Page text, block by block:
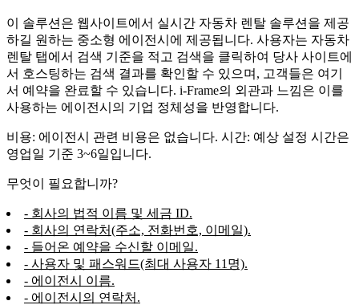
이 솔루션은 웹사이트에서 실시간 자동차 렌탈 솔루션을 제공
하길 원하는 중소형 에이전시에 제공됩니다. 사용자는 자동차
렌탈 탭에서 검색 기준을 적고 검색을 클릭하여 당사 사이트에
서 호스팅하는 검색 결과를 확인할 수 있으며, 고객들은 여기
서 예약을 완료할 수 있습니다. i-Frame의 외관과 느낌은 이를
사용하는 에이전시의 기업 정체성을 반영합니다.
비용: 에이전시 관련 비용은 없습니다. 시간: 예상 설정 시간은
영업일 기준 3~6일입니다.
무엇이 필요합니까?
- 회사의 법적 이름 및 세금 ID.
- 회사의 연락처(주소, 전화번호, 이메일).
- 들어온 예약을 수신할 이메일.
- 사용자 및 패스워드(최대 사용자 11명).
- 에이전시 이름.
- 에이전시의 연락처.